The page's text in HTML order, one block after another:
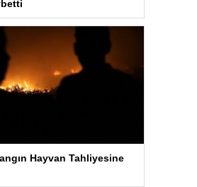
Hayvan Tahliyesine